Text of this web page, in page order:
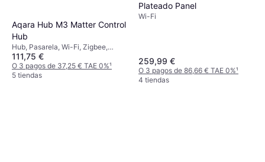
Aqara Hub M3 Matter Control
Hub
Hub, Pasarela, Wi-Fi, Zigbee,
Matter, Thread, IR, Apple HomeKit,
Amazon Alexa, Google Home,
Home Assistant, Samsung
111,75 €
O 3 pagos de 37,25 € TAE 0%¹
5 tiendas
Plateado Panel
Wi-Fi
259,99 €
O 3 pagos de 86,66 € TAE 0%¹
4 tiendas